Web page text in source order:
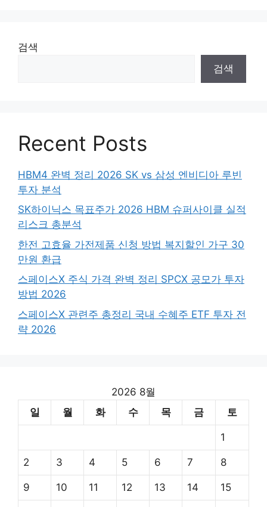
검색
검색
Recent Posts
HBM4 완벽 정리 2026 SK vs 삼성 엔비디아 루빈
투자 분석
SK하이닉스 목표주가 2026 HBM 슈퍼사이클 실적
리스크 총분석
한전 고효율 가전제품 신청 방법 복지할인 가구 30
만원 환급
스페이스X 주식 가격 완벽 정리 SPCX 공모가 투자
방법 2026
스페이스X 관련주 총정리 국내 수혜주 ETF 투자 전
략 2026
2026 8월
일
월 화 수 목 금 토
1
2 3 4 5 6 7 8
9 10 11 12 13 14 15